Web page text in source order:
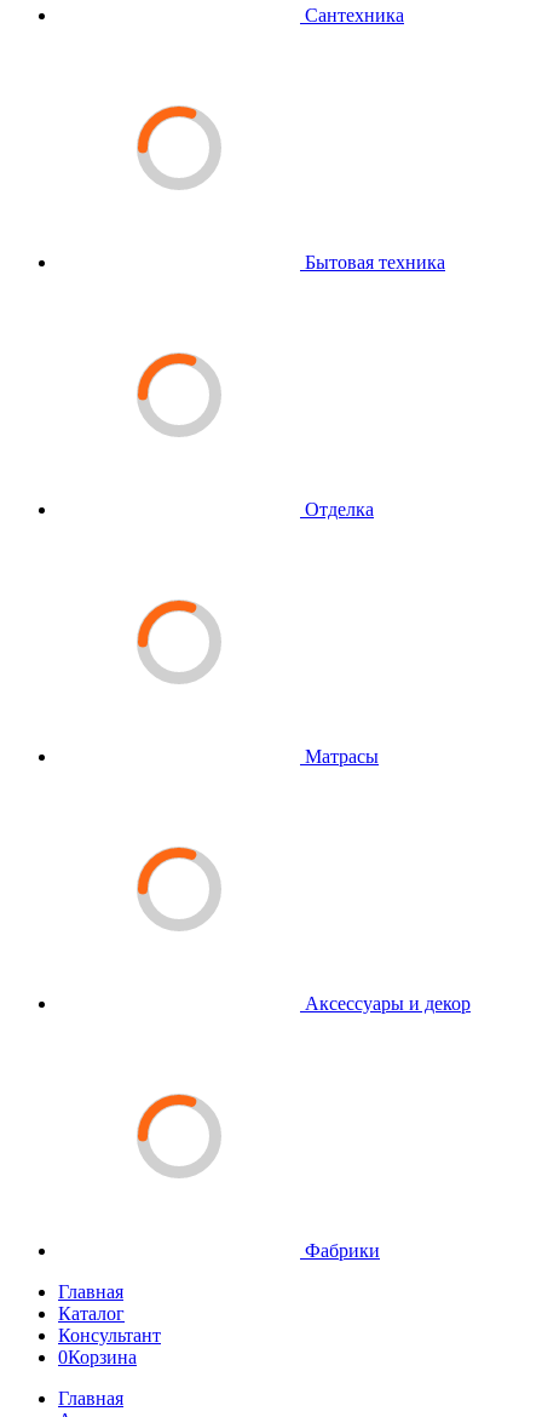
Сантехника
Бытовая техника
Отделка
Матрасы
Аксессуары и декор
Фабрики
Главная
Каталог
Консультант
0Корзина
Главная